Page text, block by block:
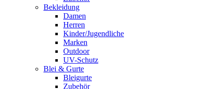
Bekleidung
Damen
Herren
Kinder/Jugendliche
Marken
Outdoor
UV-Schutz
Blei & Gurte
Bleigurte
Zubehör